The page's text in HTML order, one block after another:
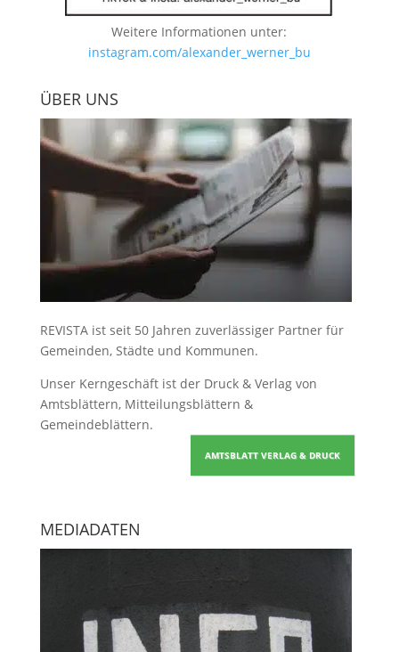
Weitere Informationen unter:
instagram.com/alexander_werner_bu
ÜBER UNS
REVISTA ist seit 50 Jahren zuverlässiger Partner für
Gemeinden, Städte und Kommunen.
Unser Kerngeschäft ist der Druck & Verlag von
Amtsblättern, Mitteilungsblättern &
Gemeindeblättern.
AMTSBLATT VERLAG & DRUCK
MEDIADATEN